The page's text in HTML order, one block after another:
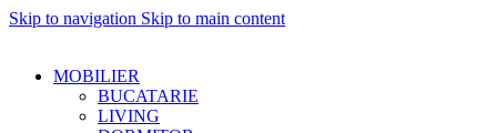
Skip to navigation Skip to main content
MOBILIER
BUCATARIE
LIVING